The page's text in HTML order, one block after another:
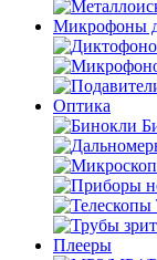
Микрофоны
Оптика
Плееры